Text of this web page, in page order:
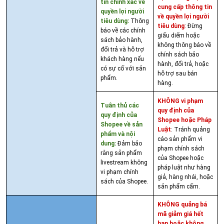
tin chính xác về
quyền lợi người
tiêu dùng: Thông
báo về các chính
sách bảo hành,
đổi trả và hỗ trợ
khách hàng nếu
có sự cố với sản
phẩm.
cung cấp thông tin
về quyền lợi người
tiêu dùng: Đừng
giấu diếm hoặc
không thông báo về
chính sách bảo
hành, đổi trả, hoặc
hỗ trợ sau bán
hàng.
Tuân thủ các
quy định của
Shopee về sản
phẩm và nội
dung: Đảm bảo
rằng sản phẩm
livestream không
vi phạm chính
sách của Shopee.
KHÔNG vi phạm
quy định của
Shopee hoặc Pháp
Luật: Tránh quảng
cáo sản phẩm vi
phạm chính sách
của Shopee hoặc
pháp luật như hàng
giả, hàng nhái, hoặc
sản phẩm cấm.
KHÔNG quảng bá
mã giảm giá hết